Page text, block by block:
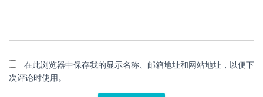
在此浏览器中保存我的显示名称、邮箱地址和网站地址，以便下
次评论时使用。